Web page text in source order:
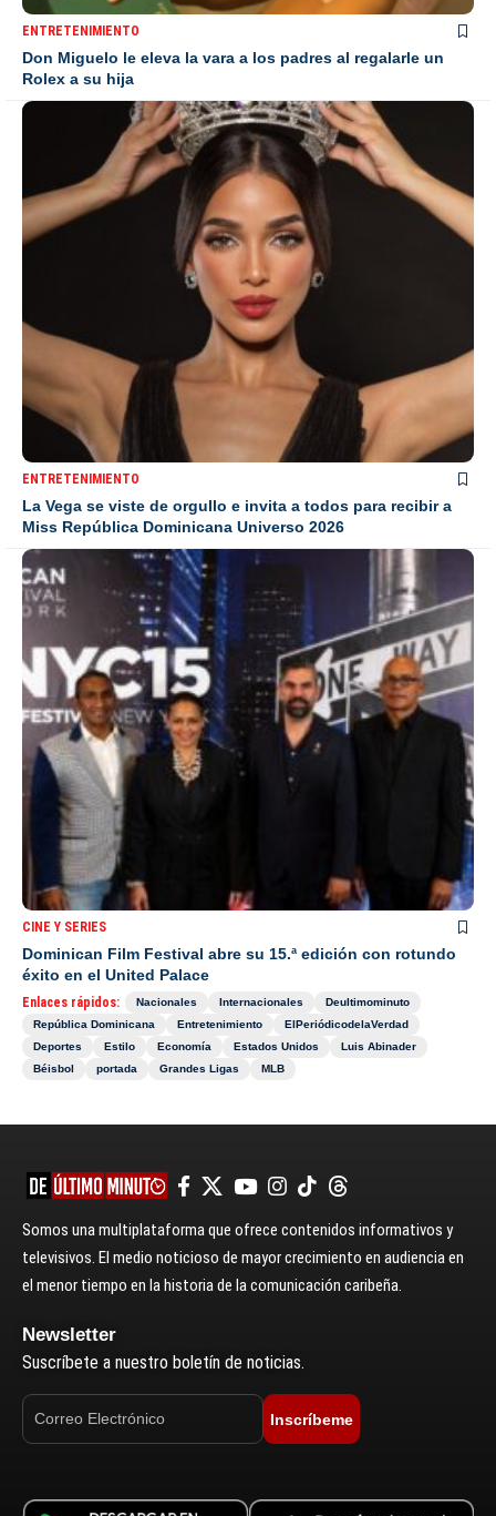
ENTRETENIMIENTO
Don Miguelo le eleva la vara a los padres al regalarle un
Rolex a su hija
ENTRETENIMIENTO
La Vega se viste de orgullo e invita a todos para recibir a
Miss República Dominicana Universo 2026
CINE Y SERIES
Dominican Film Festival abre su 15.ª edición con rotundo
éxito en el United Palace
Enlaces rápidos: Nacionales Internacionales
Deultimominuto
República Dominicana
Entretenimiento
ElPeriódicodelaVerdad
Deportes
Estilo Economía Estados Unidos
Luis Abinader
Béisbol
portada Grandes Ligas MLB
Somos una multiplataforma que ofrece contenidos informativos y
televisivos. El medio noticioso de mayor crecimiento en audiencia en
el menor tiempo en la historia de la comunicación caribeña.
Newsletter
Suscríbete a nuestro boletín de noticias.
Inscríbeme